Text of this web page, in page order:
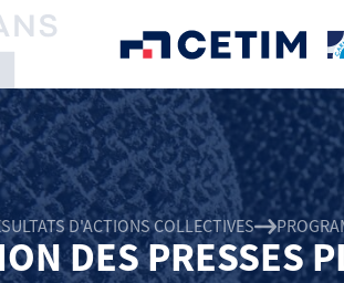
D'ACTIONS COLLECTIVES
DES PRESSES